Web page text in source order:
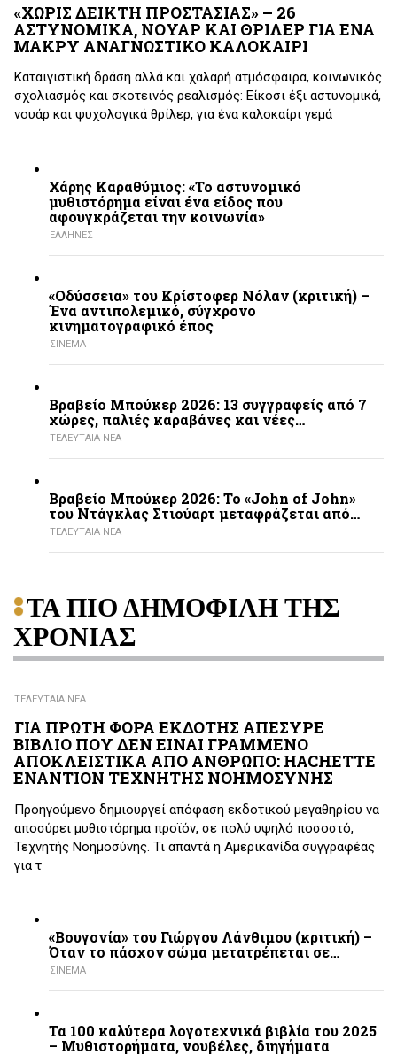
«ΧΩΡΙΣ ΔΕΙΚΤΗ ΠΡΟΣΤΑΣΙΑΣ» – 26
ΑΣΤΥΝΟΜΙΚΑ, ΝΟΥΑΡ ΚΑΙ ΘΡΙΛΕΡ ΓΙΑ ΕΝΑ
ΜΑΚΡΥ ΑΝΑΓΝΩΣΤΙΚΟ ΚΑΛΟΚΑΙΡΙ
Καταιγιστική δράση αλλά και χαλαρή ατμόσφαιρα, κοινωνικός
σχολιασμός και σκοτεινός ρεαλισμός: Είκοσι έξι αστυνομικά,
νουάρ και ψυχολογικά θρίλερ, για ένα καλοκαίρι γεμά
Χάρης Καραθύμιος: «Το αστυνομικό
μυθιστόρημα είναι ένα είδος που
αφουγκράζεται την κοινωνία»
ΕΛΛΗΝΕΣ
«Οδύσσεια» του Κρίστοφερ Νόλαν (κριτική) –
Ένα αντιπολεμικό, σύγχρονο
κινηματογραφικό έπος
ΣΙΝΕΜΑ
Βραβείο Μπούκερ 2026: 13 συγγραφείς από 7
χώρες, παλιές καραβάνες και νέες…
ΤΕΛΕΥΤΑΙΑ ΝΕΑ
Βραβείο Μπούκερ 2026: Το «John of John»
του Ντάγκλας Στιούαρτ μεταφράζεται από…
ΤΕΛΕΥΤΑΙΑ ΝΕΑ
ΤΑ ΠΙΟ ΔΗΜΟΦΙΛΗ ΤΗΣ
ΧΡΟΝΙΑΣ
ΤΕΛΕΥΤΑΙΑ ΝΕΑ
ΓΙΑ ΠΡΩΤΗ ΦΟΡΑ ΕΚΔΟΤΗΣ ΑΠΕΣΥΡΕ
ΒΙΒΛΙΟ ΠΟΥ ΔΕΝ ΕΙΝΑΙ ΓΡΑΜΜΕΝΟ
ΑΠΟΚΛΕΙΣΤΙΚΑ ΑΠΟ ΑΝΘΡΩΠΟ: HACHETTE
ΕΝΑΝΤΙΟΝ ΤΕΧΝΗΤΗΣ ΝΟΗΜΟΣΥΝΗΣ
Προηγούμενο δημιουργεί απόφαση εκδοτικού μεγαθηρίου να
αποσύρει μυθιστόρημα προϊόν, σε πολύ υψηλό ποσοστό,
Τεχνητής Νοημοσύνης. Τι απαντά η Αμερικανίδα συγγραφέας
για τ
«Βουγονία» του Γιώργου Λάνθιμου (κριτική) –
Όταν το πάσχον σώμα μετατρέπεται σε…
ΣΙΝΕΜΑ
Τα 100 καλύτερα λογοτεχνικά βιβλία του 2025
– Mυθιστορήματα, νουβέλες, διηγήματα